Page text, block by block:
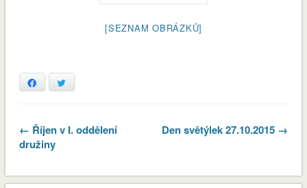
[SEZNAM OBRÁZKŮ]
Facebook
← Říjen v I. oddělení
družiny
Den světýlek 27.10.2015 →